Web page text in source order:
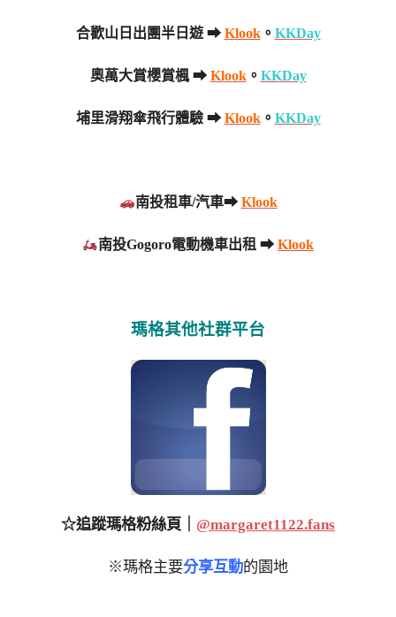
合歡山日出團半日遊 ➡ Klook。 KKDay
奧萬大賞櫻賞楓 ➡ Klook。 KKDay
埔里滑翔傘飛行體驗 ➡ Klook。 KKDay
南投租車/汽車➡ Klook
南投Gogoro電動機車出租 ➡Klook
瑪格其他社群平台
☆追蹤瑪格粉絲頁｜ @margaret1122.fans
※瑪格主要分享互動的園地